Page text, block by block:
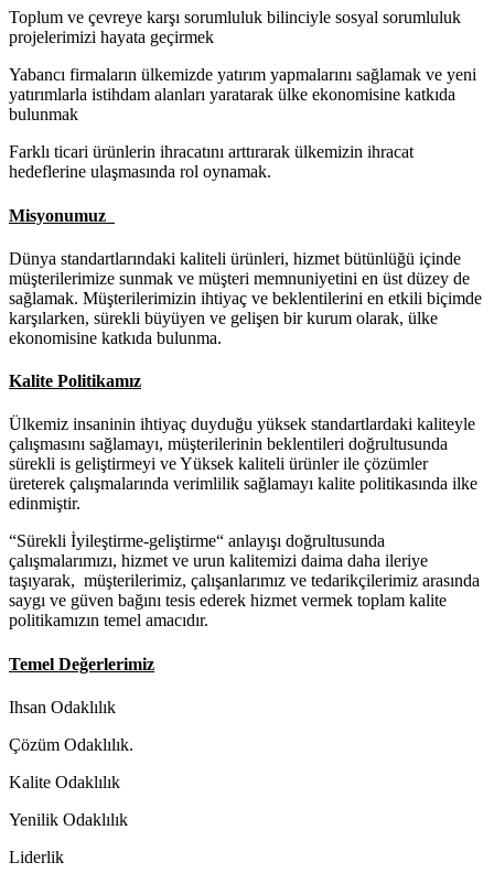
Toplum ve çevreye karşı sorumluluk bilinciyle sosyal sorumluluk
projelerimizi hayata geçirmek
Yabancı firmaların ülkemizde yatırım yapmalarını sağlamak ve yeni
yatırımlarla istihdam alanları yaratarak ülke ekonomisine katkıda
bulunmak
Farklı ticari ürünlerin ihracatını arttırarak ülkemizin ihracat
hedeflerine ulaşmasında rol oynamak.
Misyonumuz
Dünya standartlarındaki kaliteli ürünleri, hizmet bütünlüğü içinde
müşterilerimize sunmak ve müşteri memnuniyetini en üst düzey de
sağlamak. Müşterilerimizin ihtiyaç ve beklentilerini en etkili biçimde
karşılarken, sürekli büyüyen ve gelişen bir kurum olarak, ülke
ekonomisine katkıda bulunma.
Kalite Politikamız
Ülkemiz insaninin ihtiyaç duyduğu yüksek standartlardaki kaliteyle
çalışmasını sağlamayı, müşterilerinin beklentileri doğrultusunda
sürekli is geliştirmeyi ve Yüksek kaliteli ürünler ile çözümler
üreterek çalışmalarında verimlilik sağlamayı kalite politikasında ilke
edinmiştir.
“Sürekli İyileştirme-geliştirme“ anlayışı doğrultusunda
çalışmalarımızı, hizmet ve urun kalitemizi daima daha ileriye
taşıyarak, müşterilerimiz, çalışanlarımız ve tedarikçilerimiz arasında
saygı ve güven bağını tesis ederek hizmet vermek toplam kalite
politikamızın temel amacıdır.
Temel Değerlerimiz
Ihsan Odaklılık
Çözüm Odaklılık.
Kalite Odaklılık
Yenilik Odaklılık
Liderlik